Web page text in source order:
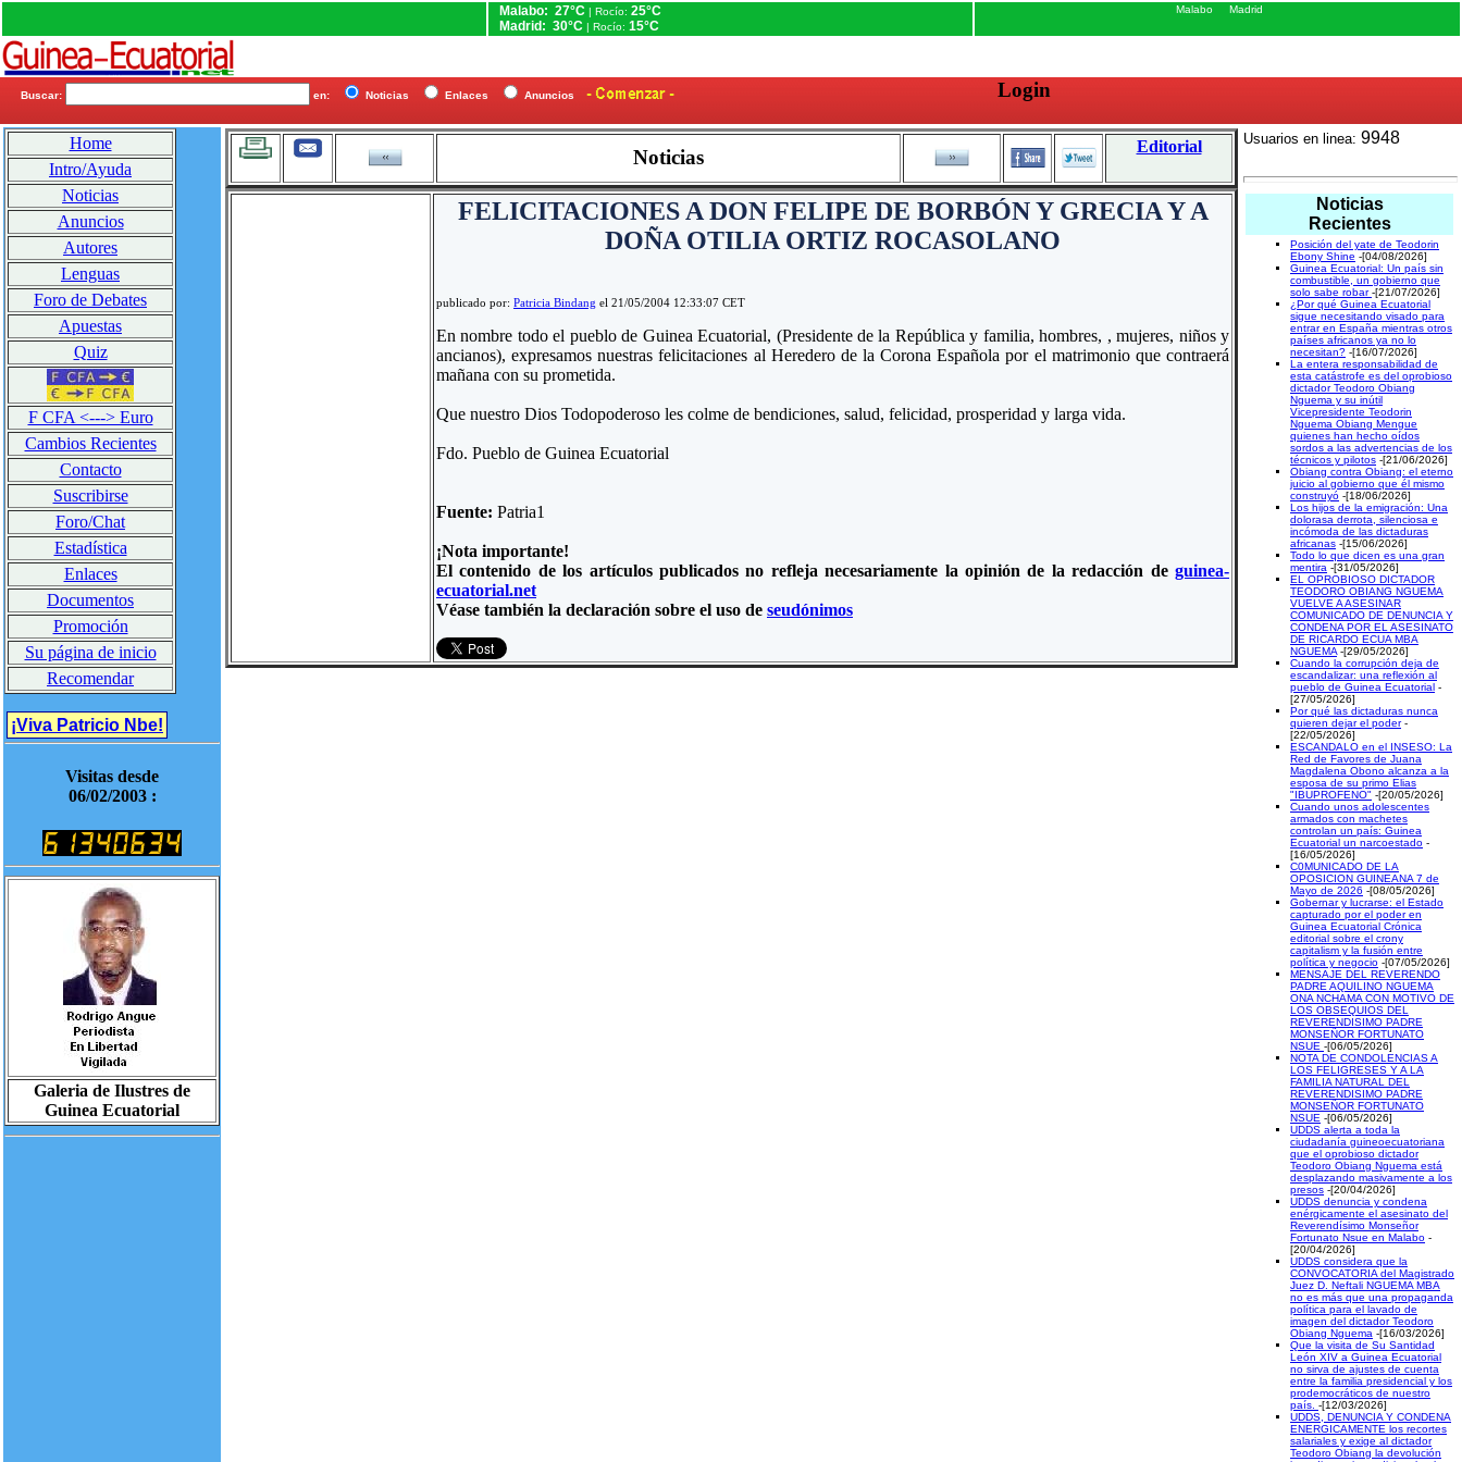
Malabo: 27°C | Rocío: 25°C
Madrid: 30°C | Rocío: 15°C
Malabo Madrid
Buscar: en: Noticias Enlaces Anuncios Login
Home
Intro/Ayuda
Noticias
Anuncios
Autores
Lenguas
Foro de Debates
Apuestas
Quiz
F CFA <---> Euro
Cambios Recientes
Contacto
Suscribirse
Foro/Chat
Estadística
Enlaces
Documentos
Promoción
Su página de inicio
Recomendar
¡Viva Patricio Nbe!
Visitas desde
06/02/2003 :
Galeria de Ilustres de
Guinea Ecuatorial
Noticias Editorial
FELICITACIONES A DON FELIPE DE BORBÓN Y GRECIA Y A
DOÑA OTILIA ORTIZ ROCASOLANO
publicado por: Patricia Bindang el 21/05/2004 12:33:07 CET
En nombre todo el pueblo de Guinea Ecuatorial, (Presidente de la República y familia, hombres, , mujeres, niños y
ancianos), expresamos nuestras felicitaciones al Heredero de la Corona Española por el matrimonio que contraerá
mañana con su prometida.
Que nuestro Dios Todopoderoso les colme de bendiciones, salud, felicidad, prosperidad y larga vida.
Fdo. Pueblo de Guinea Ecuatorial
Fuente: Patria1
¡Nota importante!
El contenido de los artículos publicados no refleja necesariamente la opinión de la redacción de guinea-
ecuatorial.net
Véase también la declaración sobre el uso de seudónimos
Usuarios en linea: 9948
Noticias
Recientes
Posición del yate de Teodorin
Ebony Shine -[04/08/2026]
Guinea Ecuatorial: Un país sin
combustible, un gobierno que
solo sabe robar-[21/07/2026]
¿Por qué Guinea Ecuatorial
sigue necesitando visado para
entrar en España mientras otros
países africanos ya no lo
necesitan? -[16/07/2026]
La entera responsabilidad de
esta catástrofe es del oprobioso
dictador Teodoro Obiang
Nguema y su inútil
Vicepresidente Teodorin
Nguema Obiang Mengue
quienes han hecho oídos
sordos a las advertencias de los
técnicos y pilotos -[21/06/2026]
Obiang contra Obiang: el eterno
juicio al gobierno que él mismo
construyó -[18/06/2026]
Los hijos de la emigración: Una
dolorasa derrota, silenciosa e
incómoda de las dictaduras
africanas -[15/06/2026]
Todo lo que dicen es una gran
mentira -[31/05/2026]
EL OPROBIOSO DICTADOR
TEODORO OBIANG NGUEMA
VUELVE A ASESINAR
COMUNICADO DE DENUNCIA Y
CONDENA POR EL ASESINATO
DE RICARDO ECUA MBA
NGUEMA -[29/05/2026]
Cuando la corrupción deja de
escandalizar: una reflexión al
pueblo de Guinea Ecuatorial -
[27/05/2026]
Por qué las dictaduras nunca
quieren dejar el poder -
[22/05/2026]
ESCANDALO en el INSESO: La
Red de Favores de Juana
Magdalena Obono alcanza a la
esposa de su primo Elias
"IBUPROFENO" -[20/05/2026]
Cuando unos adolescentes
armados con machetes
controlan un país: Guinea
Ecuatorial un narcoestado -
[16/05/2026]
C0MUNICADO DE LA
OPOSICION GUINEANA 7 de
Mayo de 2026 -[08/05/2026]
Gobernar y lucrarse: el Estado
capturado por el poder en
Guinea Ecuatorial Crónica
editorial sobre el crony
capitalism y la fusión entre
política y negocio -[07/05/2026]
MENSAJE DEL REVERENDO
PADRE AQUILINO NGUEMA
ONA NCHAMA CON MOTIVO DE
LOS OBSEQUIOS DEL
REVERENDISIMO PADRE
MONSEÑOR FORTUNATO
NSUE -[06/05/2026]
NOTA DE CONDOLENCIAS A
LOS FELIGRESES Y A LA
FAMILIA NATURAL DEL
REVERENDISIMO PADRE
MONSEÑOR FORTUNATO
NSUE -[06/05/2026]
UDDS alerta a toda la
ciudadanía guineoecuatoriana
que el oprobioso dictador
Teodoro Obiang Nguema está
desplazando masivamente a los
presos -[20/04/2026]
UDDS denuncia y condena
enérgicamente el asesinato del
Reverendísimo Monseñor
Fortunato Nsue en Malabo -
[20/04/2026]
UDDS considera que la
CONVOCATORIA del Magistrado
Juez D. Neftali NGUEMA MBA
no es más que una propaganda
política para el lavado de
imagen del dictador Teodoro
Obiang Nguema -[16/03/2026]
Que la visita de Su Santidad
León XIV a Guinea Ecuatorial
no sirva de ajustes de cuenta
entre la familia presidencial y los
prodemocráticos de nuestro
país. -[12/03/2026]
UDDS, DENUNCIA Y CONDENA
ENERGICAMENTE los recortes
salariales y exige al dictador
Teodoro Obiang la devolución